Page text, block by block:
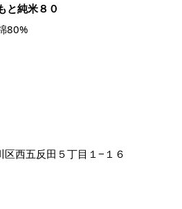
と純米８０
80%
西五反田５丁目１−１６